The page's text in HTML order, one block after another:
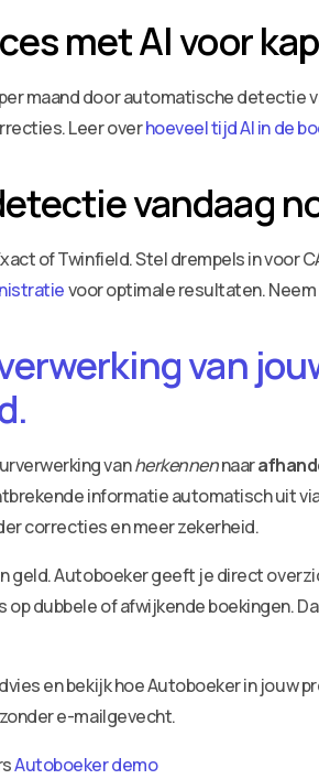
met AI voor
maand door automatische
Leer overhoeveel tijd AI in de
vandaag
of Twinfield. Stel drempels in voor
voor optimale resultaten.
van
vanherkennennaar
informatie automatisch uit
correcties en meer zekerheid.
geld. Autoboeker geeft je direct
dubbele of afwijkende boekingen.
en bekijk hoe Autoboeker in jouw
e-mailgevecht.
Autoboeker demo